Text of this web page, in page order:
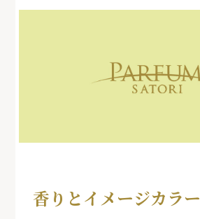
香りとイメージカラー